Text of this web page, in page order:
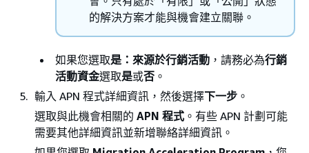
的解決方案才能與機會建立關聯。
如果您選取是：來源於行銷活動 ，請務必為行銷
活動資金選取是或否 。
輸入 APN 程式詳細資訊，然後選擇下一步 。
選取與此機會相關的 APN 程式 。有些 APN 計劃可能
需要其他詳細資訊並新增聯絡詳細資訊。